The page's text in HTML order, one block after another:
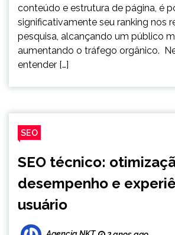
conteúdo e estrutura de página, é
significativamente seu ranking nos
pesquisa, alcançando um público
aumentando o tráfego orgânico.
entender […]
SEO
SEO técnico:
desempenho e
usuário